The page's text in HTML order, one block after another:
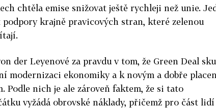
chtěla emise snižovat ještě rychleji než unie.
podpory krajně pravicových stran, které zelenou
der Leyenové za pravdu v tom, že Green Deal
modernizaci ekonomiky a k novým a dobře
Podle nich je ale zároveň faktem, že si tato
vyžádá obrovské náklady, přičemž pro část lidí